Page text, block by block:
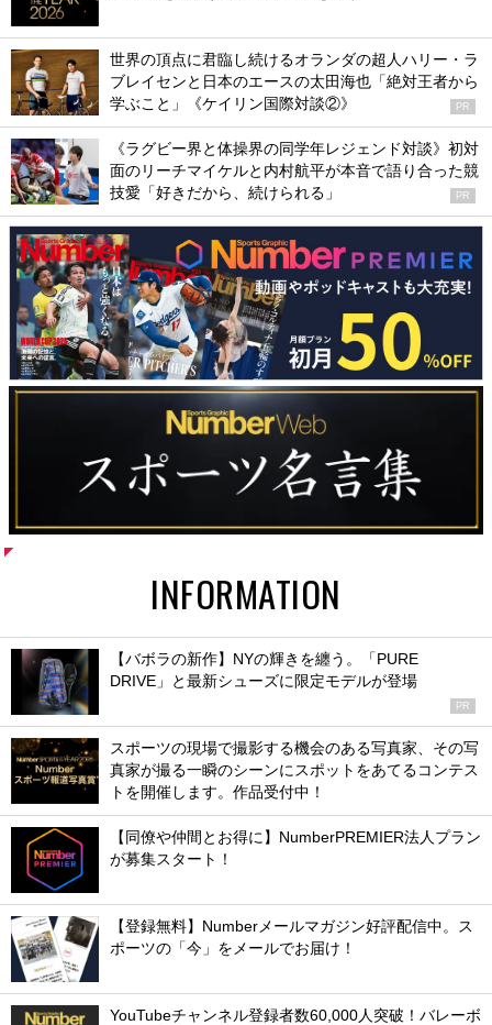
世界の頂点に君臨し続けるオランダの超人ハリー・ラ
ブレイセンと日本のエースの太田海也「絶対王者から
学ぶこと」《ケイリン国際対談②》
PR
《ラグビー界と体操界の同学年レジェンド対談》初対
面のリーチマイケルと内村航平が本音で語り合った競
技愛「好きだから、続けられる」
PR
INFORMATION
【バボラの新作】NYの輝きを纏う。「PURE
DRIVE」と最新シューズに限定モデルが登場
PR
スポーツの現場で撮影する機会のある写真家、その写
真家が撮る一瞬のシーンにスポットをあてるコンテス
トを開催します。作品受付中！
【同僚や仲間とお得に】NumberPREMIER法人プラン
が募集スタート！
【登録無料】Numberメールマガジン好評配信中。ス
ポーツの「今」をメールでお届け！
YouTubeチャンネル登録者数60,000人突破！バレーボ